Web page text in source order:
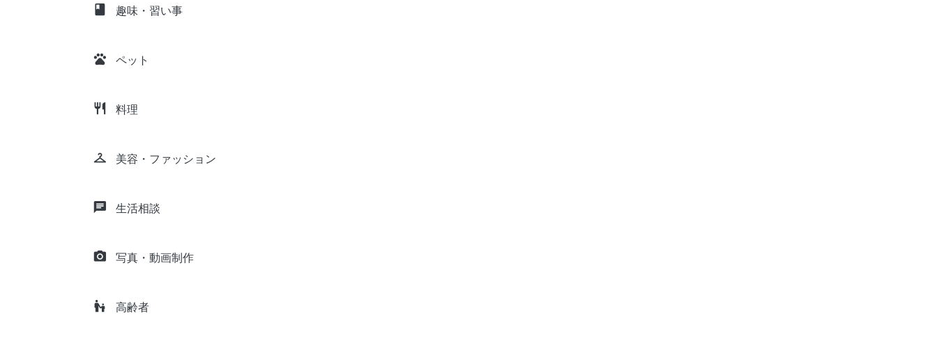
class 趣味・習い事
pets ペット
restaurant 料理
checkroom 美容・ファッション
chat 生活相談
camera_alt 写真・動画制作
escalator_warning 高齢者